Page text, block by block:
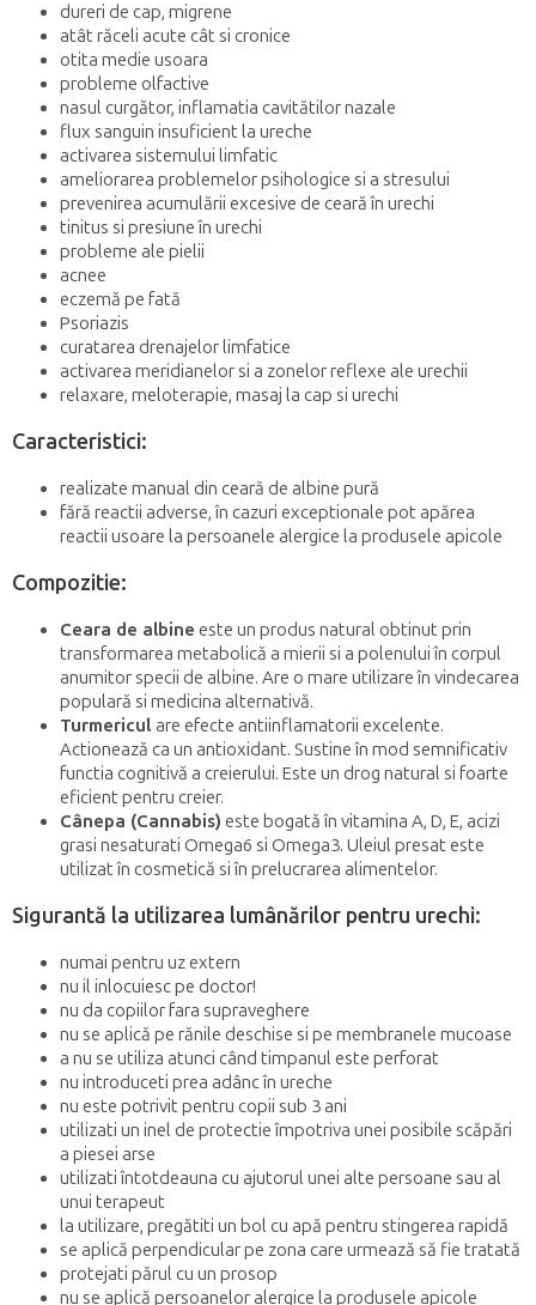
dureri de cap, migrene
atât răceli acute cât si cronice
otita medie usoara
probleme olfactive
nasul curgător, inflamatia cavitătilor nazale
flux sanguin insuficient la ureche
activarea sistemului limfatic
ameliorarea problemelor psihologice si a stresului
prevenirea acumulării excesive de ceară în urechi
tinitus si presiune în urechi
probleme ale pielii
acnee
eczemă pe fată
Psoriazis
curatarea drenajelor limfatice
activarea meridianelor si a zonelor reflexe ale urechii
relaxare, meloterapie, masaj la cap si urechi
Caracteristici:
realizate manual din ceară de albine pură
fără reactii adverse, în cazuri exceptionale pot apărea
reactii usoare la persoanele alergice la produsele apicole
Compozitie:
Ceara de albine este un produs natural obtinut prin
transformarea metabolică a mierii si a polenului în corpul
anumitor specii de albine. Are o mare utilizare în vindecarea
populară si medicina alternativă.
Turmericul are efecte antiinflamatorii excelente.
Actionează ca un antioxidant. Sustine în mod semnificativ
functia cognitivă a creierului. Este un drog natural si foarte
eficient pentru creier.
Cânepa (Cannabis) este bogată în vitamina A, D, E, acizi
grasi nesaturati Omega6 si Omega3. Uleiul presat este
utilizat în cosmetică si în prelucrarea alimentelor.
Sigurantă la utilizarea lumânărilor pentru urechi:
numai pentru uz extern
nu il inlocuiesc pe doctor!
nu da copiilor fara supraveghere
nu se aplică pe rănile deschise si pe membranele mucoase
a nu se utiliza atunci când timpanul este perforat
nu introduceti prea adânc în ureche
nu este potrivit pentru copii sub 3 ani
utilizati un inel de protectie împotriva unei posibile scăpări
a piesei arse
utilizati întotdeauna cu ajutorul unei alte persoane sau al
unui terapeut
la utilizare, pregătiti un bol cu apă pentru stingerea rapidă
se aplică perpendicular pe zona care urmează să fie tratată
protejati părul cu un prosop
nu se aplică persoanelor alergice la produsele apicole